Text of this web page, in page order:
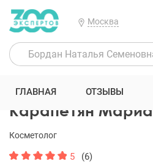
Москва
300 Экспертов Косметологи
Карапетян
Косметолог
5 (6)
ГЛАВНАЯ ОТЗЫВЫ